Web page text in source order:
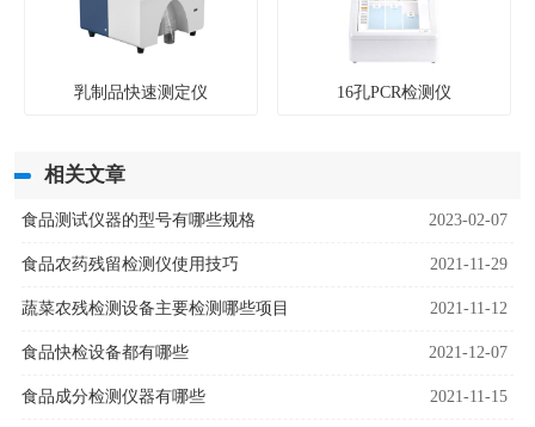
乳制品快速测定仪 16孔PCR检测仪
相关文章
食品测试仪器的型号有哪些规格 2023-02-07
食品农药残留检测仪使用技巧 2021-11-29
蔬菜农残检测设备主要检测哪些项目 2021-11-12
食品快检设备都有哪些 2021-12-07
食品成分检测仪器有哪些 2021-11-15